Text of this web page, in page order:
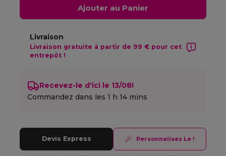
Ajouter au Panier
Livraison
Livraison gratuite à partir de 99 € pour cet
entrepôt !
Recevez-le d'ici le 13/08!
Commandez dans les1 h 14 mins
Devis Express Personnalisez Le !